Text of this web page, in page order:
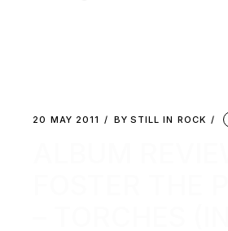
20 MAY 2011 BY STILL IN ROCK